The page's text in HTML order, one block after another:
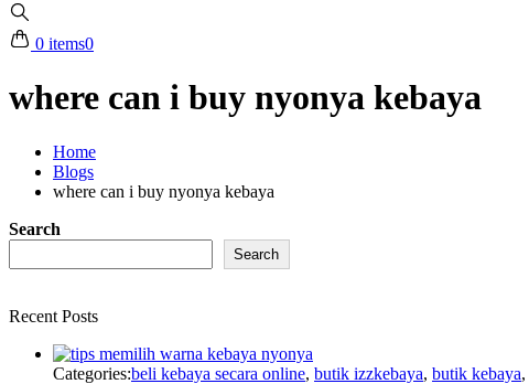
0 items0
where can i buy nyonya kebaya
Home
Blogs
where can i buy nyonya kebaya
Search
Search
Recent Posts
Categories:beli kebaya secara online, butik izzkebaya, butik kebaya,